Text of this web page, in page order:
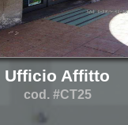
Ufficio Affitto
cod. #CT25